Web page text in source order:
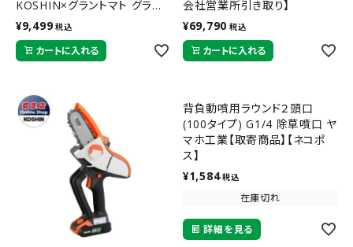
KOSHIN×グラントマト グラン
トマトオリジナル
¥9,499 税込
カートに入れる
会社営業所引き取り】
¥69,790 税込
カートに入れる
背負動噴用ラウンド２頭口
(100タイプ) G1/4 除草噴口 ヤ
マホ工業【取寄商品】【ネコポ
ス】
¥1,584 税込
在庫切れ
詳細を見る